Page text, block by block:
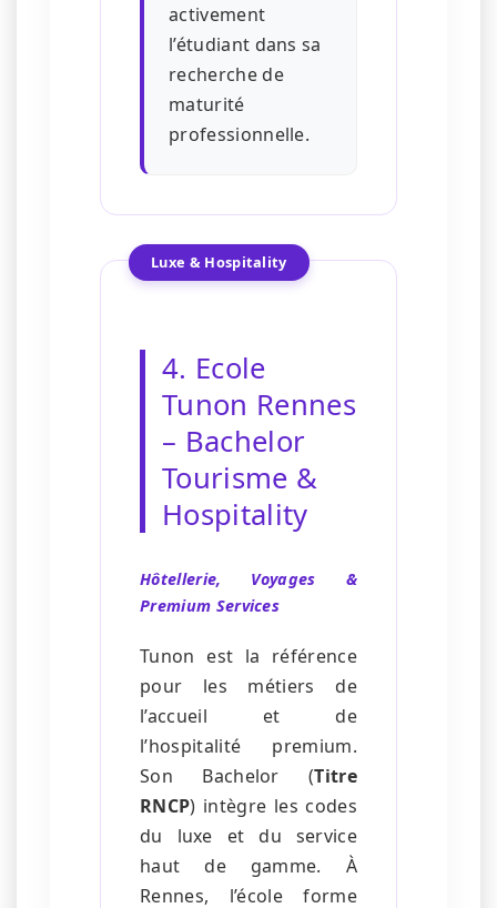
activement
l’étudiant dans sa
recherche de
maturité
professionnelle.
Luxe & Hospitality
4. Ecole
Tunon Rennes
– Bachelor
Tourisme &
Hospitality
Hôtellerie, Voyages &
Premium Services
Tunon est la référence
pour les métiers de
l’accueil et de
l’hospitalité premium.
Son Bachelor (Titre
RNCP) intègre les codes
du luxe et du service
haut de gamme. À
Rennes, l’école forme